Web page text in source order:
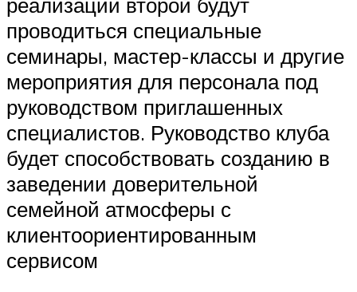
проводиться специальные
семинары, мастер-классы и другие
мероприятия для персонала под
руководством приглашенных
специалистов. Руководство клуба
будет способствовать созданию в
заведении доверительной
семейной атмосферы с
клиентоориентированным
сервисом